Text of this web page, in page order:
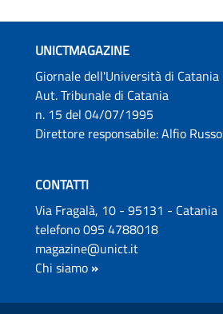
UNICTMAGAZINE
Giornale dell'Università di Catania
Aut. Tribunale di Catania
n. 15 del 04/07/1995
Direttore responsabile: Alfio Russo
CONTATTI
Via Fragalà, 10 - 95131 - Catania
telefono 095 4788018
magazine@unict.it
Chi siamo »